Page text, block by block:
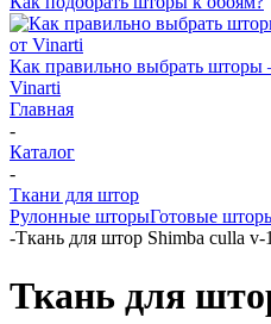
Как правильно выбрать
Vinarti
Главная
-
Каталог
-
Ткани для штор
Рулонные шторыГотовые
-Ткань для штор Shimba culla v-
Ткань для